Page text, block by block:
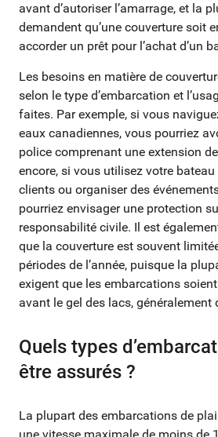
avant d’autoriser l’amarrage, et la
demandent qu’une couverture soit
accorder un prêt pour l’achat d’un
Les besoins en matière de
selon le type d’embarcation et
faites. Par exemple, si vous
eaux canadiennes, vous pourriez
police comprenant une extension
encore, si vous utilisez votre
clients ou organiser des
pourriez envisager une protection
responsabilité civile. Il est
que la couverture est souvent
périodes de l’année, puisque la
exigent que les embarcations soient
avant le gel des lacs, généralement
Quels types
être assurés ?
La plupart des embarcations de